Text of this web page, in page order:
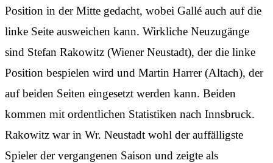
Position in der Mitte gedacht, wobei Gallé auch auf die
linke Seite ausweichen kann. Wirkliche Neuzugänge
sind Stefan Rakowitz (Wiener Neustadt), der die linke
Position bespielen wird und Martin Harrer (Altach), der
auf beiden Seiten eingesetzt werden kann. Beiden
kommen mit ordentlichen Statistiken nach Innsbruck.
Rakowitz war in Wr. Neustadt wohl der auffälligste
Spieler der vergangenen Saison und zeigte als